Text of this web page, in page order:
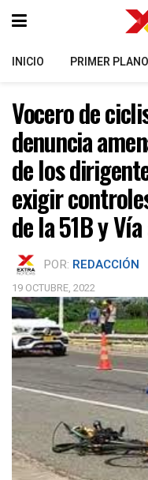
INICIO PRIMER PLANO
Vocero de
denuncia
de los
exigir
de la 51B y
POR: REDACCIÓN
19 OCTUBRE, 2022